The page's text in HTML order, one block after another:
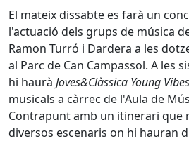
El mateix dissabte es farà un
l'actuació dels grups de música
Ramon Turró i Dardera a les
al Parc de Can Campassol. A les
hi haurà Joves&Clàssica Young Vibes
musicals a càrrec de l'Aula de
Contrapunt amb un itinerari que
diversos escenaris on hi hauran